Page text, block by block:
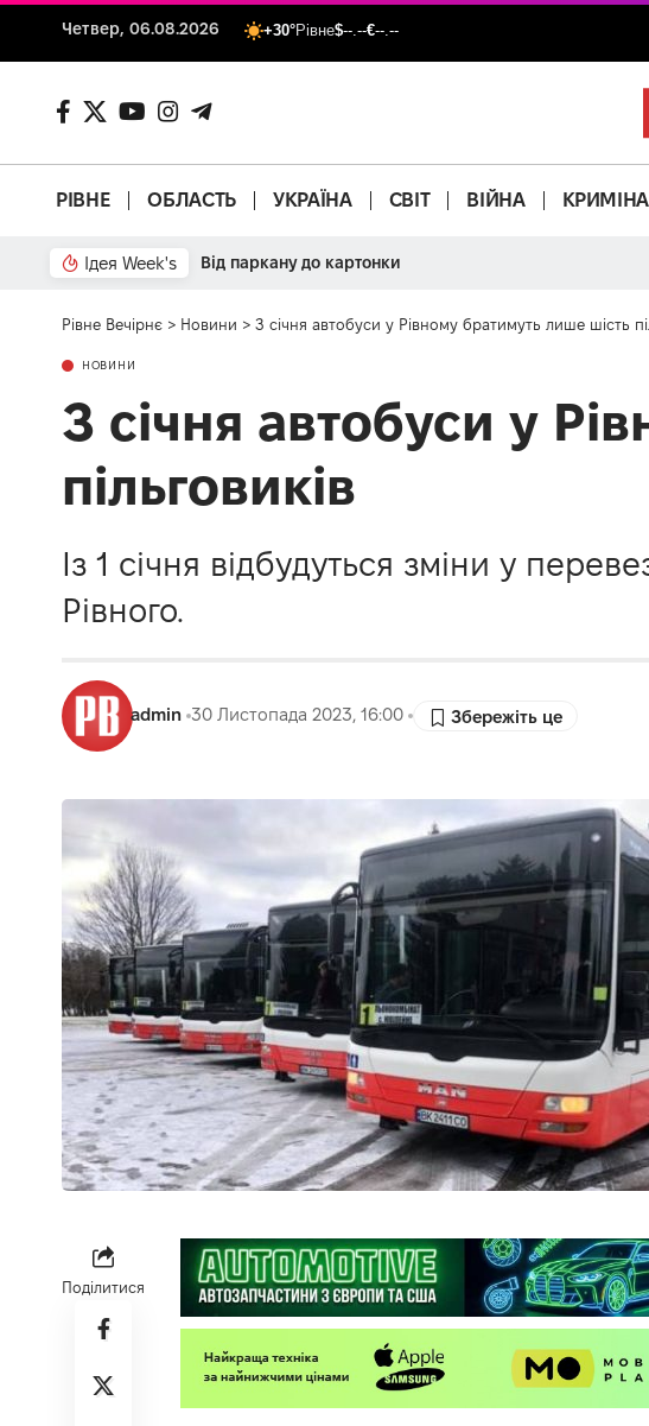
Четвер, 06.08.2026 +30°Рівне$--.--€--.--
РІВНЕ ОБЛАСТЬ УКРАЇНА СВІТ ВІЙНА
Ідея Week's
Рівне Вечірнє > Новини > З січня автобуси у Рівному братимуть лише шість
НОВИНИ
З січня автобуси у
пільговиків
Із 1 січня відбудуться зміни у
Рівного.
admin 30 Листопада 2023, 16:00
Поділитися